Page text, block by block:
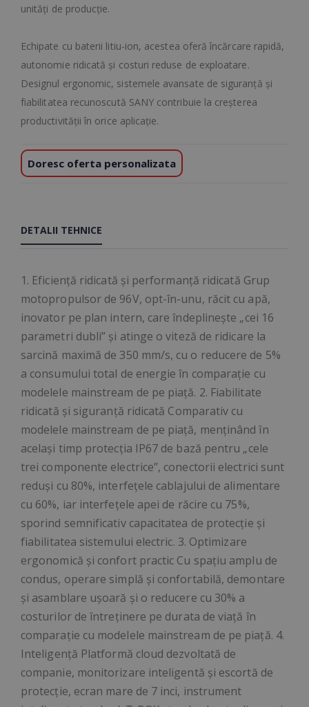
unități de producție.
Echipate cu baterii litiu-ion, acestea oferă încărcare rapidă,
autonomie ridicată și costuri reduse de exploatare.
Designul ergonomic, sistemele avansate de siguranță și
fiabilitatea recunoscută SANY contribuie la creșterea
productivității în orice aplicație.
Doresc oferta personalizata
DETALII TEHNICE
1. Eficiență ridicată și performanță ridicată Grup
motopropulsor de 96V, opt-în-unu, răcit cu apă,
inovator pe plan intern, care îndeplinește „cei 16
parametri dubli” și atinge o viteză de ridicare la
sarcină maximă de 350 mm/s, cu o reducere de 5%
a consumului total de energie în comparație cu
modelele mainstream de pe piață. 2. Fiabilitate
ridicată și siguranță ridicată Comparativ cu
modelele mainstream de pe piață, menținând în
același timp protecția IP67 de bază pentru „cele
trei componente electrice”, conectorii electrici sunt
reduși cu 80%, interfețele cablajului de alimentare
cu 60%, iar interfețele apei de răcire cu 75%,
sporind semnificativ capacitatea de protecție și
fiabilitatea sistemului electric. 3. Optimizare
ergonomică și confort practic Cu spațiu amplu de
condus, operare simplă și confortabilă, demontare
și asamblare ușoară și o reducere cu 30% a
costurilor de întreținere pe durata de viață în
comparație cu modelele mainstream de pe piață. 4.
Inteligență Platformă cloud dezvoltată de
companie, monitorizare inteligentă și escortă de
protecție, ecran mare de 7 inci, instrument